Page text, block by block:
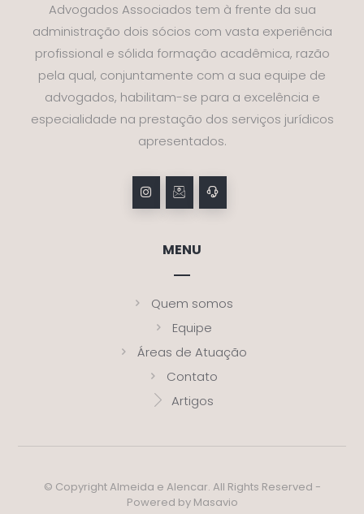
Advogados Associados tem à frente da sua
administração dois sócios com vasta experiência
profissional e sólida formação acadêmica, razão
pela qual, conjuntamente com a sua equipe de
advogados, habilitam-se para a excelência e
especialidade na prestação dos serviços jurídicos
apresentados.
MENU
Quem somos
Equipe
Áreas de Atuação
Contato
Artigos
© Copyright Almeida e Alencar. All Rights Reserved -
Powered by Masavio